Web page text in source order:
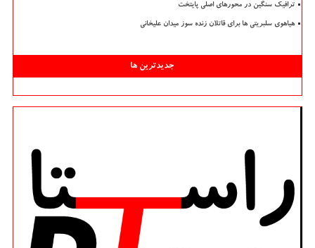
ترافیک سنگین در محورهای اصلی پایتخت
هیاهوی سلبریتی ها برای قاتلان زنده سوز میدان علیخانی
جدیدترین ها